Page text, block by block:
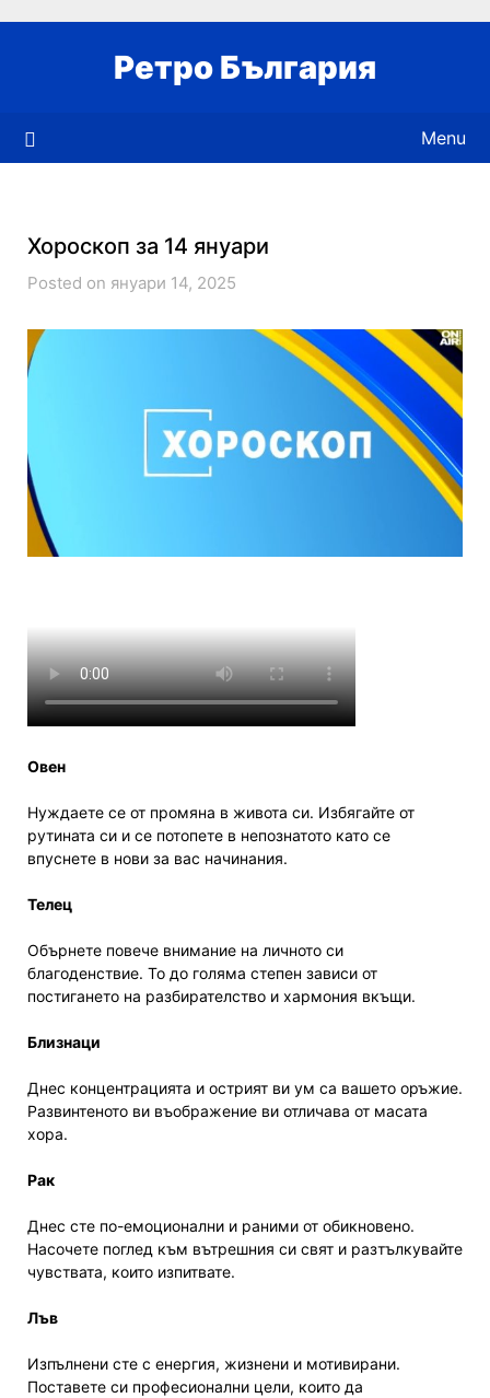
Ретро България
Menu
Хороскоп за 14 януари
Posted on януари 14, 2025
Овен
Нуждаете се от промяна в живота си. Избягайте от
рутината си и се потопете в непознатото като се
впуснете в нови за вас начинания.
Телец
Обърнете повече внимание на личното си
благоденствие. То до голяма степен зависи от
постигането на разбирателство и хармония вкъщи.
Близнаци
Днес концентрацията и острият ви ум са вашето оръжие.
Развинтеното ви въображение ви отличава от масата
хора.
Рак
Днес сте по-емоционални и раними от обикновено.
Насочете поглед към вътрешния си свят и разтълкувайте
чувствата, които изпитвате.
Лъв
Изпълнени сте с енергия, жизнени и мотивирани.
Поставете си професионални цели, които да